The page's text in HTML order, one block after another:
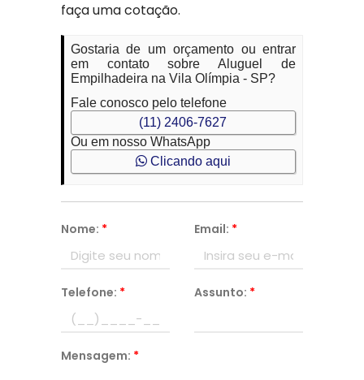
faça uma cotação.
Gostaria de um orçamento ou entrar
em contato sobre Aluguel de
Empilhadeira na Vila Olímpia - SP?
Fale conosco pelo telefone
(11) 2406-7627
Ou em nosso WhatsApp
Clicando aqui
Nome: * Email: *
Telefone: * Assunto: *
Mensagem: *